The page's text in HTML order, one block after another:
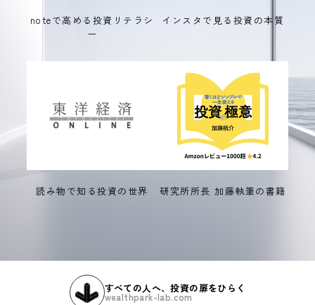
noteで高める投資リテラシ
ー
インスタで見る投資の本質
読み物で知る投資の世界 研究所所長 加藤執筆の書籍
すべての人へ、投資の扉をひらく
wealthpark-lab.com